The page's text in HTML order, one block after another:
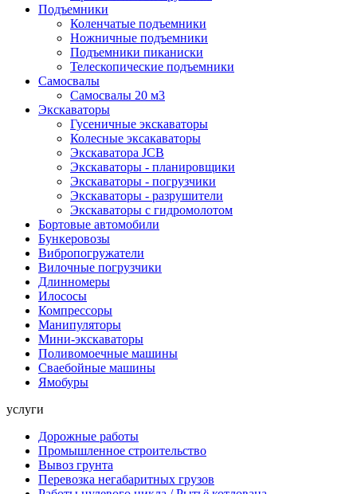
Подъемники
Коленчатые подъемники
Ножничные подъемники
Подъемники пиканиски
Телескопические подъемники
Самосвалы
Самосвалы 20 м3
Экскаваторы
Гусеничные экскаваторы
Колесные эксакаваторы
Экскаватора JCB
Экскаваторы - планировщики
Экскаваторы - погрузчики
Экскаваторы - разрушители
Экскаваторы с гидромолотом
Бортовые автомобили
Бункеровозы
Вибропогружатели
Вилочные погрузчики
Длинномеры
Илососы
Компрессоры
Манипуляторы
Мини-экскаваторы
Поливомоечные машины
Сваебойные машины
Ямобуры
услуги
Дорожные работы
Промышленное строительство
Вывоз грунта
Перевозка негабаритных грузов